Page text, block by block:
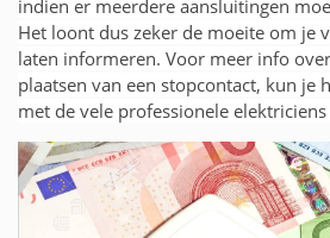
indien er meerdere aansluitingen
Het loont dus zeker de moeite om je
laten informeren. Voor meer info
plaatsen van een stopcontact, kun je
met de vele professionele